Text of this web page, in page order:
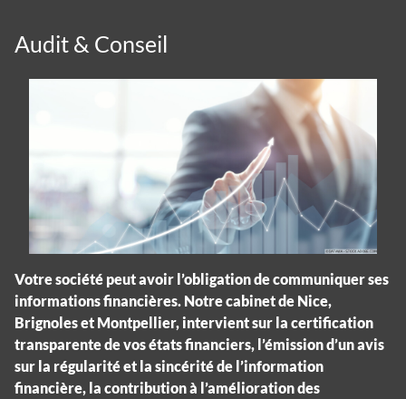
Audit & Conseil
Votre société peut avoir l’obligation de communiquer ses
informations financières. Notre cabinet de Nice,
Brignoles et Montpellier, intervient sur la certification
transparente de vos états financiers, l’émission d’un avis
sur la régularité et la sincérité de l’information
financière, la contribution à l’amélioration des